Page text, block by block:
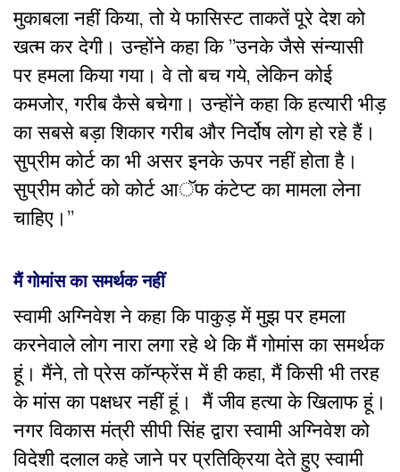
मुकाबला नहीं किया, तो ये फासिस्ट ताकतें पूरे देश को
खत्म कर देगी। उन्होंने कहा कि ”उनके जैसे संन्यासी
पर हमला किया गया। वे तो बच गये, लेकिन कोई
कमजोर, गरीब कैसे बचेगा। उन्होंने कहा कि हत्यारी भीड़
का सबसे बड़ा शिकार गरीब और निर्दोष लोग हो रहे हैं।
सुप्रीम कोर्ट का भी असर इनके ऊपर नहीं होता है।
सुप्रीम कोर्ट को कोर्ट आॅफ कंटेप्ट का मामला लेना
चाहिए।”
मैं गोमांस का समर्थक नहीं
स्वामी अग्निवेश ने कहा कि पाकुड़ में मुझ पर हमला
करनेवाले लोग नारा लगा रहे थे कि मैं गोमांस का समर्थक
हूं। मैंने, तो प्रेस कॉन्फ्रेंस में ही कहा, मैं किसी भी तरह
के मांस का पक्षधर नहीं हूं। मैं जीव हत्या केखिलाफ हूं।
नगर विकास मंत्री सीपी सिंह द्वारा स्वामी अग्निवेश को
विदेशी दलाल कहे जाने पर प्रतिक्रिया देते हुए स्वामी